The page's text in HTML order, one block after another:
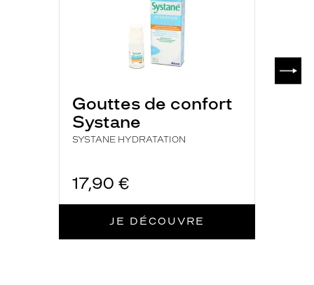
Gouttes de confort
Systane
SYSTANE HYDRATATION
17,90 €
JE DÉCOUVRE